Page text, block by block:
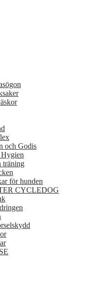
och Godis
träning
för hunden
CYCLEDOG